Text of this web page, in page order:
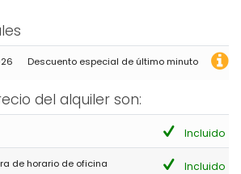
Descuento especial de último minuto
del alquiler son:
Incluido
de horario de oficina Incluido